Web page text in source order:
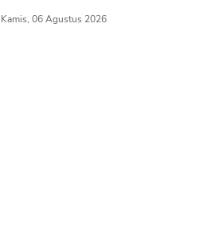
Kamis, 06 Agustus 2026